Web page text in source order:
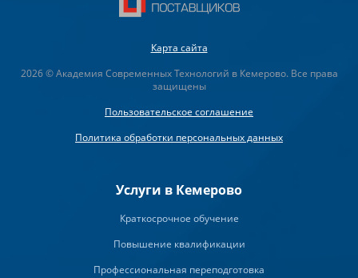
Карта сайта
2026 © Академия Современных Технологий в Кемерово. Все права
защищены
Пользовательское соглашение
Политика обработки персональных данных
Услуги в Кемерово
Краткосрочное обучение
Повышение квалификации
Профессиональная переподготовка